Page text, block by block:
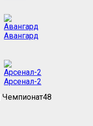
Авангард
Арсенал-2
| Чемпионат48